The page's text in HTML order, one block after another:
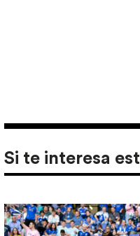
Si te interesa